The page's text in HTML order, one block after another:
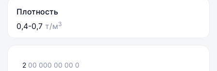
Плотность
0,4-0,7 т/м3
2 00 000 00 00 0